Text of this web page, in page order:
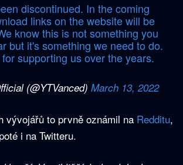
discontinued. In the coming
links on the website will be
know this is not something you
but it's something we need to do.
supporting us over the years.
(@YTVanced) March 13, 2022
vývojářů to prvně oznámil na Redditu,
i na Twitteru.